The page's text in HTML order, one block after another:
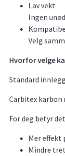
Lav vekt
Ingen
Velg
Hvorfor velge
Standard
Carbitex karbon
For deg betyr
Mer effekt
Mindre